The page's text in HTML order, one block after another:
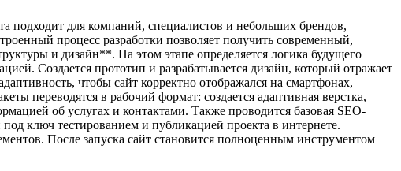
подходит для компаний, специалистов и небольших брендов,
процесс разработки позволяет получить современный,
и дизайн**. На этом этапе определяется логика будущего
Создается прототип и разрабатывается дизайн, который отражает
чтобы сайт корректно отображался на смартфонах,
переводятся в рабочий формат: создается адаптивная верстка,
об услугах и контактами. Также проводится базовая SEO-
ключ тестированием и публикацией проекта в интернете.
После запуска сайт становится полноценным инструментом